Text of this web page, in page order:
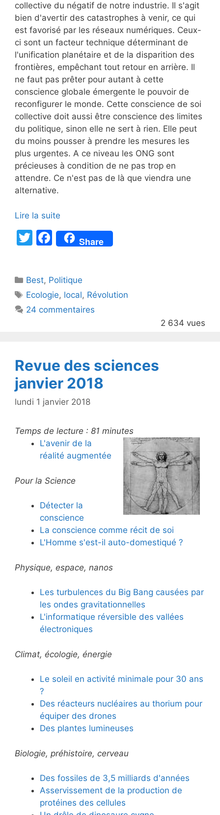
collective du négatif de notre industrie. Il s'agit
bien d'avertir des catastrophes à venir, ce qui
est favorisé par les réseaux numériques. Ceux-
ci sont un facteur technique déterminant de
l'unification planétaire et de la disparition des
frontières, empêchant tout retour en arrière. Il
ne faut pas prêter pour autant à cette
conscience globale émergente le pouvoir de
reconfigurer le monde. Cette conscience de soi
collective doit aussi être conscience des limites
du politique, sinon elle ne sert à rien. Elle peut
du moins pousser à prendre les mesures les
plus urgentes. A ce niveau les ONG sont
précieuses à condition de ne pas trop en
attendre. Ce n'est pas de là que viendra une
alternative.
Lire la suite
T
er
F
a
e
b
o
Share
Catégories
Best, Politique
Étiquettes
Ecologie, local, Révolution
24 commentaires
2 634 vues
Revue des sciences
janvier 2018
lundi 1 janvier 2018
Temps de lecture : 81 minutes
L'avenir de la
réalité augmentée
Pour la Science
Détecter la
conscience
La conscience comme récit de soi
L'Homme s'est-il auto-domestiqué ?
Physique, espace, nanos
Les turbulences du Big Bang causées par
les ondes gravitationnelles
L'informatique réversible des vallées
électroniques
Climat, écologie, énergie
Le soleil en activité minimale pour 30 ans
?
Des réacteurs nucléaires au thorium pour
équiper des drones
Des plantes lumineuses
Biologie, préhistoire, cerveau
Des fossiles de 3,5 milliards d'années
Asservissement de la production de
protéines des cellules